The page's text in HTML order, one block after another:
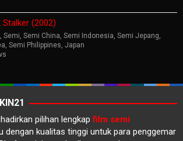
Stalker (2002)
, Semi, Semi China, Semi Indonesia, Semi Jepang,
, Semi Philippines, Japan
pilihan lengkapfilm semi
dengan kualitas tinggi untuk para penggemar